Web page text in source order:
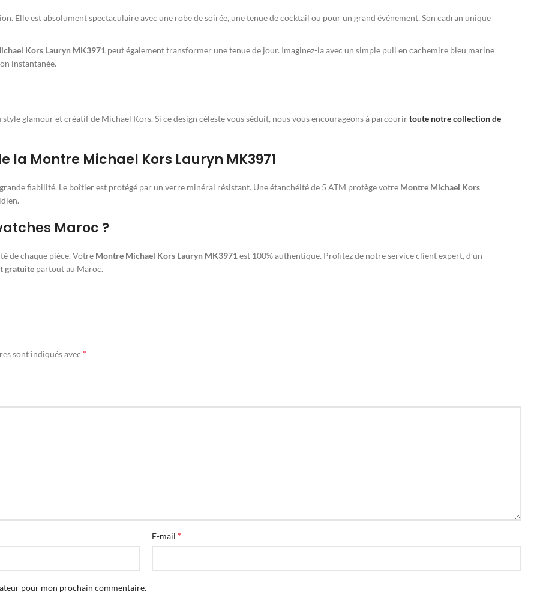
Elle est absolument spectaculaire avec une robe de soirée, une tenue de cocktail ou pour un grand événement. Son cadran unique
Kors Lauryn MK3971 peut également transformer une tenue de jour. Imaginez-la avec un simple pull en cachemire bleu marine
instantanée.
glamour et créatif de Michael Kors. Si ce design céleste vous séduit, nous vous encourageons à parcourirtoute notre collection de
Montre Michael Kors Lauryn MK3971
fiabilité. Le boîtier est protégé par un verre minéral résistant. Une étanchéité de 5 ATM protège votre Montre Michael Kors
Maroc ?
de chaque pièce. Votre Montre Michael Kors Lauryn MK3971est 100% authentique. Profitez de notre service client expert, d’un
gratuite partout au Maroc.
sont indiqués avec *
E-mail *
pour mon prochain commentaire.